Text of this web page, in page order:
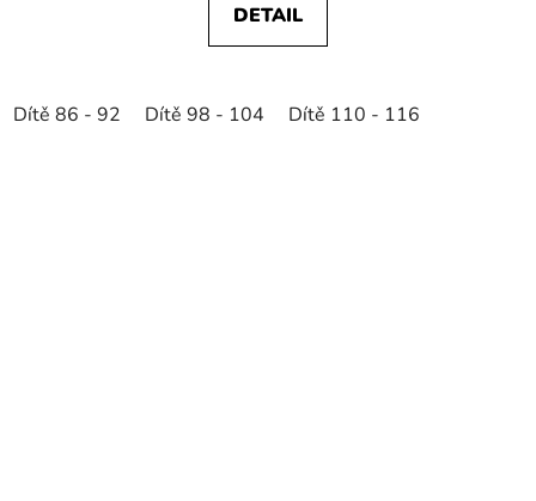
DETAIL
Dítě 86 - 92 Dítě 98 - 104 Dítě 110 - 116